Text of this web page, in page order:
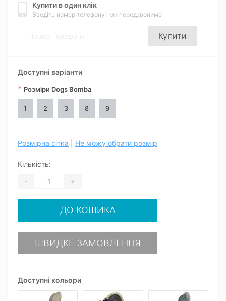
Купити в один клік
Введіть номер телефону і ми передзвонимо
Купити
Доступні кольори
Доступні варіанти
* Розміри Dogs Bomba
1 2 3 8 9
Розмірна сітка Не можу обрати розмір
Кількість:
- +
ДО КОШИКА
ШВИДКЕ ЗАМОВЛЕННЯ